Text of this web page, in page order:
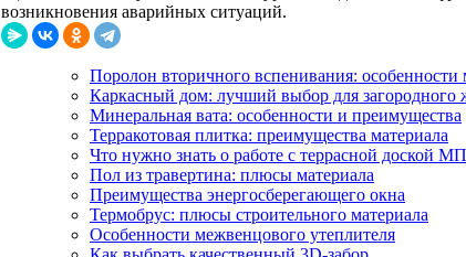
возникновения аварийных ситуаций.
Поролон вторичного вспенивания: особенности
Каркасный дом: лучший выбор для загородного
Минеральная вата: особенности и преимущества
Терракотовая плитка: преимущества материала
Что нужно знать о работе с террасной доской
Пол из травертина: плюсы материала
Преимущества энергосберегающего окна
Термобрус: плюсы строительного материала
Особенности межвенцового утеплителя